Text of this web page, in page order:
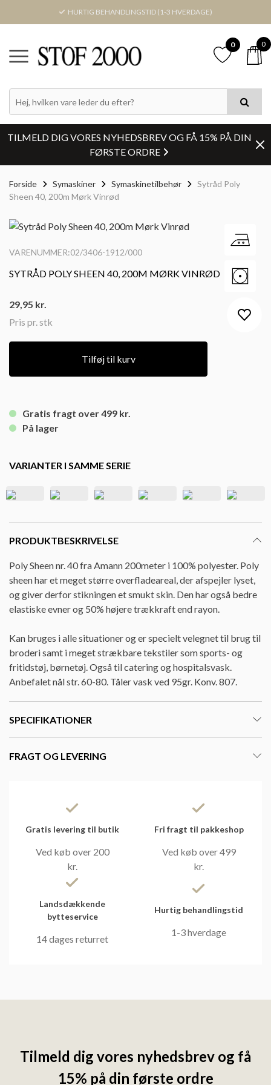
HURTIG BEHANDLINGSTID (1-3 HVERDAGE)
0 0
TILMELD DIG VORES NYHEDSBREV OG FÅ 15% PÅ DIN
FØRSTE ORDRE
Forside Symaskiner Symaskinetilbehør
Sytråd Poly
Sheen 40, 200m Mørk Vinrød
VARENUMMER:02/3406-1912/000
SYTRÅD POLY SHEEN 40, 200M MØRK VINRØD
Pris pr. stk
29,95 kr.
Tilføj til kurv
Gratis fragt over 499 kr.
På lager
VARIANTER I SAMME SERIE
PRODUKTBESKRIVELSE
Poly Sheen nr. 40 fra Amann 200meter i 100% polyester. Poly
sheen har et meget større overfladeareal, der afspejler lyset,
og giver derfor stikningen et smukt skin. Den har også bedre
elastiske evner og 50% højere trækkraft end rayon.
Kan bruges i alle situationer og er specielt velegnet til brug til
broderi samt i meget strækbare tekstiler som sports- og
fritidstøj, børnetøj. Også til catering og hospitalsvask.
Anbefalet nål str. 60-80. Tåler vask ved 95gr. Konv. 807.
SPECIFIKATIONER
FRAGT OG LEVERING
Gratis levering til butik
Ved køb over 200
kr.
Fri fragt til pakkeshop
Ved køb over 499
kr.
Landsdækkende
bytteservice
14 dages returret
Hurtig behandlingstid
1-3 hverdage
Tilmeld dig vores nyhedsbrev og få
15% på din første ordre